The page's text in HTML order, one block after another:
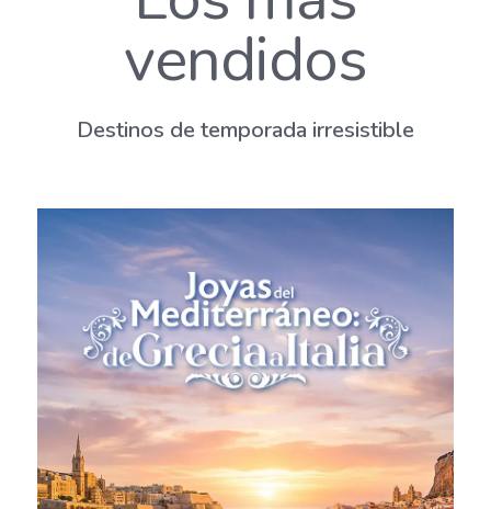
vendidos
Destinos de temporada irresistible